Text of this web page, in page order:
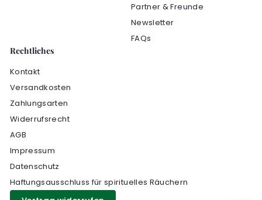
Partner & Freunde
Newsletter
FAQs
Rechtliches
Kontakt
Versandkosten
Zahlungsarten
Widerrufsrecht
AGB
Impressum
Datenschutz
Haftungsausschluss für spirituelles Räuchern